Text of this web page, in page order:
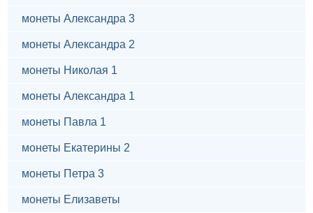
монеты Александра 3
монеты Александра 2
монеты Николая 1
монеты Александра 1
монеты Павла 1
монеты Екатерины 2
монеты Петра 3
монеты Елизаветы